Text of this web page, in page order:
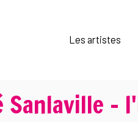
Les artistes
Sanlaville -